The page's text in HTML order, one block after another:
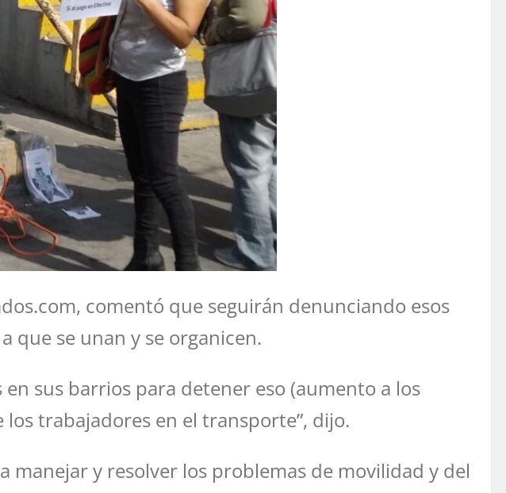
comentó que seguirán denunciando esos
que se unan y se organicen.
sus barrios para detener eso (aumento a los
trabajadores en el transporte”, dijo.
y resolver los problemas de movilidad y del